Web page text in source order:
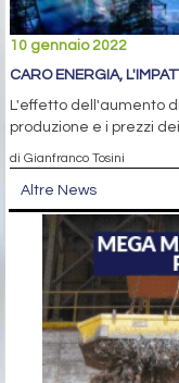
10 gennaio 2022
CARO ENERGIA,
L'effetto dell'aumento
produzione e i prezzi
di Gianfranco Tosini
Altre News